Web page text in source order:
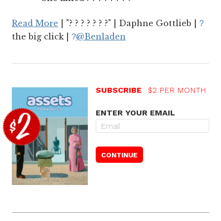
Read More | "? ? ? ? ? ? ?" | Daphne Gottlieb | ?
the big click | ?@Benladen
SUBSCRIBE $2 PER MONTH
ENTER YOUR EMAIL